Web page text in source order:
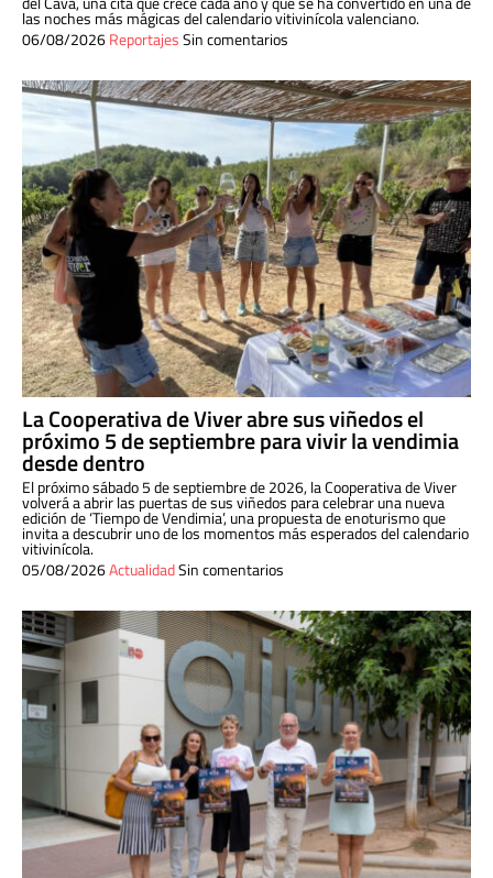
las noches más mágicas del calendario vitivinícola valenciano.
06/08/2026ReportajesSin comentarios
La Cooperativa de Viver abre sus viñedos el
próximo 5 de septiembre para vivir la vendimia
desde dentro
El próximo sábado 5 de septiembre de 2026, la Cooperativa de Viver
volverá a abrir las puertas de sus viñedos para celebrar una nueva
edición de ‘Tiempo de Vendimia’, una propuesta de enoturismo que
invita a descubrir uno de los momentos más esperados del calendario
vitivinícola.
05/08/2026ActualidadSin comentarios